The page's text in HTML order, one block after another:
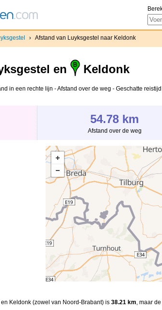
› Afstand van Luyksgestel naar Keldonk
en Keldonk
in een rechte lijn - Afstand over de weg - Geschatte reistijd
54.78 km
Afstand over de weg
Keldonk (zowel van Noord-Brabant) is 38.21 km, maar